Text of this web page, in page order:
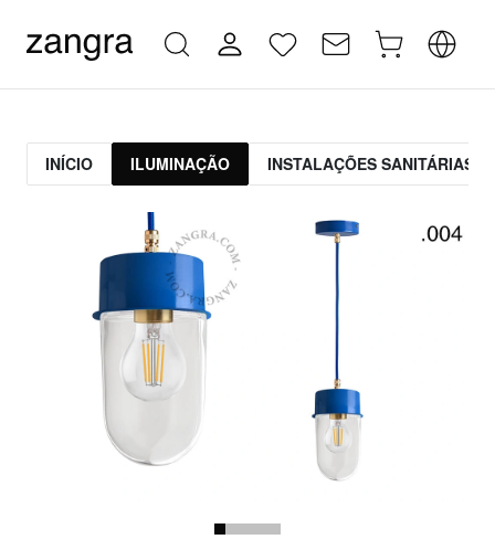
INÍCIO ILUMINAÇÃO INSTALAÇÕES SANITÁRIAS